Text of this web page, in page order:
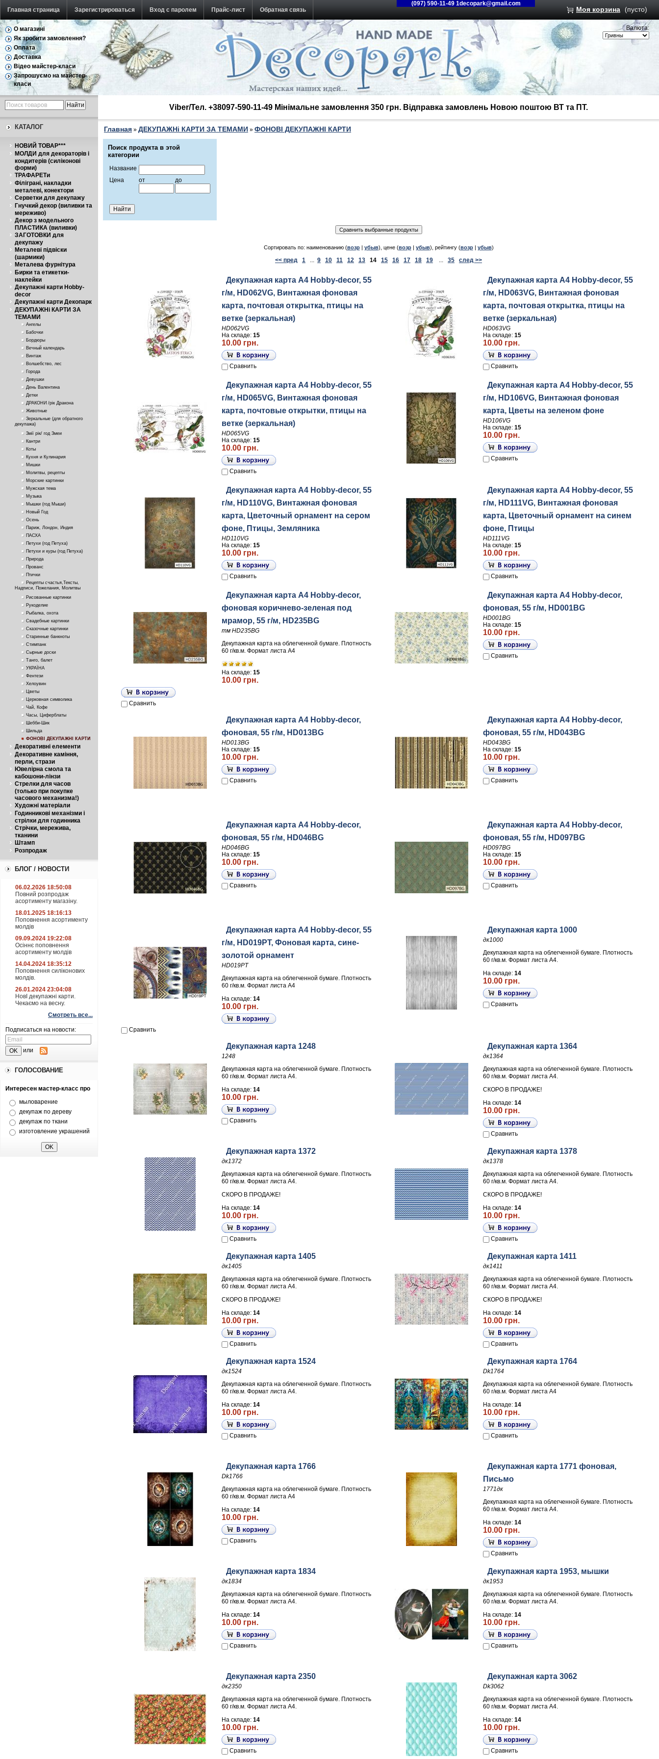
Главная страница Зарегистрироваться Вход с паролем Прайс-лист Обратная связь
(097) 590-11-49 1decopark@gmail.com
Моя корзина (пусто)
О магазині
Як зробити замовлення?
Оплата
Доставка
Відео майстер-класи
Запрошуємо на майстер-
класи
Валюта:
КАТАЛОГ
НОВИЙ ТОВАР***
МОЛДИ для декораторів і
кондитерів (силіконові
форми)
ТРАФАРЕТи
Філіграні, накладки
металеві, конектори
Серветки для декупажу
Гнучкий декор (виливки та
мереживо)
Декор з модельного
ПЛАСТИКА (виливки)
ЗАГОТОВКИ для
декупажу
Металеві підвіски
(шармики)
Металева фурнітура
Бирки та етикетки-
наклейки
Декупажні карти Hobby-
decor
Декупажні карти Декопарк
ДЕКУПАЖНі КАРТИ ЗА
ТЕМАМИ
Ангелы
Бабочки
Бордюры
Вечный календарь
Винтаж
Волшебство, лес
Города
Девушки
День Валентина
Детки
ДРАКОНИ /рік Дракона
Животные
Зеркальные (для обратного
декупажа)
Змії рік/ год Змеи
Кантри
Коты
Кухня и Кулинария
Мишки
Молитвы, рецепты
Морские картинки
Мужская тема
Музыка
Мышки (год Мыши)
Новый Год
Осень
Париж, Лондон, Индия
ПАСХА
Петухи (год Петуха)
Петухи и куры (год Петуха)
Природа
Прованс
Птички
Рецепты счастья,Тексты,
Надписи, Пожелания, Молитвы
Рисованные картинки
Рукоделие
Рыбалка, охота
Свадебные картинки
Сказочные картинки
Старинные банкноты
Стимпанк
Сырные доски
Танго, балет
УКРАЇНА
Фентези
Хелоувин
Цветы
Церковная символика
Чай, Кофе
Часы, Циферблаты
Шебби-Шик
Шильда
ФОНОВІ ДЕКУПАЖНІ КАРТИ
Декоративні елементи
Декоративне каміння,
перли, стрази
Ювелірна смола та
кабошони-лінзи
Стрелки для часов
(только при покупке
часового механизма!)
Художні матеріали
Годинникові механізми і
стрілки для годинника
Стрічки, мережива,
тканини
Штамп
Розпродаж
БЛОГ / НОВОСТИ
06.02.2026 18:50:08
Повний розпродаж
асортименту магазіну.
18.01.2025 18:16:13
Поповнення асортименту
молдів
09.09.2024 19:22:08
Осіннє поповнення
асортименту молдів
14.04.2024 18:35:12
Поповнення силіконових
молдів.
26.01.2024 23:04:08
НовІ декупажні карти.
Чекаємо на весну.
Смотреть все...
Подписаться на новости:
или
ГОЛОСОВАНИЕ
Интересен мастер-класс про
мыловарение
декупаж по дереву
декупаж по ткани
изготовление украшений
Viber/Тел. +38097-590-11-49 Мінімальне замовлення 350 грн. Відправка замовлень Новою поштою ВТ та ПТ.
Главная » ДЕКУПАЖНі КАРТИ ЗА ТЕМАМИ » ФОНОВІ ДЕКУПАЖНІ КАРТИ
Поиск продукта в этой
категории
Название
Цена
от до
Сортировать по: наименованию (возр| убыв), цене (возр| убыв), рейтингу (возр| убыв)
<< пред 1 ... 9 10 11 12 13 14 15 16 17 18 19 ... 35 след >>
Декупажная карта А4 Hobby-decor, 55
г/м, HD062VG, Винтажная фоновая
карта, почтовая открытка, птицы на
ветке (зеркальная)
HD062VG
На складе: 15
10.00 грн.
Сравнить
Декупажная карта А4 Hobby-decor, 55
г/м, HD063VG, Винтажная фоновая
карта, почтовая открытка, птицы на
ветке (зеркальная)
HD063VG
На складе: 15
10.00 грн.
Сравнить
Декупажная карта А4 Hobby-decor, 55
г/м, HD065VG, Винтажная фоновая
карта, почтовые открытки, птицы на
ветке (зеркальная)
HD065VG
На складе: 15
10.00 грн.
Сравнить
Декупажная карта А4 Hobby-decor, 55
г/м, HD106VG, Винтажная фоновая
карта, Цветы на зеленом фоне
HD106VG
На складе: 15
10.00 грн.
Сравнить
Декупажная карта А4 Hobby-decor, 55
г/м, HD110VG, Винтажная фоновая
карта, Цветочный орнамент на сером
фоне, Птицы, Земляника
HD110VG
На складе: 15
10.00 грн.
Сравнить
Декупажная карта А4 Hobby-decor, 55
г/м, HD111VG, Винтажная фоновая
карта, Цветочный орнамент на синем
фоне, Птицы
HD111VG
На складе: 15
10.00 грн.
Сравнить
Декупажная карта А4 Hobby-decor,
фоновая коричнево-зеленая под
мрамор, 55 г/м, HD235BG
тм HD235BG
Декупажная карта на облегченной бумаге. Плотность
60 г/кв.м. Формат листа А4
На складе: 15
10.00 грн.
Сравнить
Декупажная карта А4 Hobby-decor,
фоновая, 55 г/м, HD001BG
HD001BG
На складе: 15
10.00 грн.
Сравнить
Декупажная карта А4 Hobby-decor,
фоновая, 55 г/м, HD013BG
HD013BG
На складе: 15
10.00 грн.
Сравнить
Декупажная карта А4 Hobby-decor,
фоновая, 55 г/м, HD043BG
HD043BG
На складе: 15
10.00 грн.
Сравнить
Декупажная карта А4 Hobby-decor,
фоновая, 55 г/м, HD046BG
HD046BG
На складе: 15
10.00 грн.
Сравнить
Декупажная карта А4 Hobby-decor,
фоновая, 55 г/м, HD097BG
HD097BG
На складе: 15
10.00 грн.
Сравнить
Декупажная карта А4 Hobby-decor, 55
г/м, HD019PT, Фоновая карта, сине-
золотой орнамент
HD019PT
Декупажная карта на облегченной бумаге. Плотность
60 г/кв.м. Формат листа А4
На складе: 14
10.00 грн.
Сравнить
Декупажная карта 1000
дк1000
Декупажная карта на облегченной бумаге. Плотность
60 г/кв.м. Формат листа А4.
На складе: 14
10.00 грн.
Сравнить
Декупажная карта 1248
1248
Декупажная карта на облегченной бумаге. Плотность
60 г/кв.м. Формат листа А4.
На складе: 14
10.00 грн.
Сравнить
Декупажная карта 1364
дк1364
Декупажная карта на облегченной бумаге. Плотность
60 г/кв.м. Формат листа А4.
СКОРО В ПРОДАЖЕ!
На складе: 14
10.00 грн.
Сравнить
Декупажная карта 1372
дк1372
Декупажная карта на облегченной бумаге. Плотность
60 г/кв.м. Формат листа А4.
СКОРО В ПРОДАЖЕ!
На складе: 14
10.00 грн.
Сравнить
Декупажная карта 1378
дк1378
Декупажная карта на облегченной бумаге. Плотность
60 г/кв.м. Формат листа А4.
СКОРО В ПРОДАЖЕ!
На складе: 14
10.00 грн.
Сравнить
Декупажная карта 1405
дк1405
Декупажная карта на облегченной бумаге. Плотность
60 г/кв.м. Формат листа А4.
СКОРО В ПРОДАЖЕ!
На складе: 14
10.00 грн.
Сравнить
Декупажная карта 1411
дк1411
Декупажная карта на облегченной бумаге. Плотность
60 г/кв.м. Формат листа А4.
СКОРО В ПРОДАЖЕ!
На складе: 14
10.00 грн.
Сравнить
Декупажная карта 1524
дк1524
Декупажная карта на облегченной бумаге. Плотность
60 г/кв.м. Формат листа А4.
На складе: 14
10.00 грн.
Сравнить
Декупажная карта 1764
Dk1764
Декупажная карта на облегченной бумаге. Плотность
60 г/кв.м. Формат листа А4
На складе: 14
10.00 грн.
Сравнить
Декупажная карта 1766
Dk1766
Декупажная карта на облегченной бумаге. Плотность
60 г/кв.м. Формат листа А4
На складе: 14
10.00 грн.
Сравнить
Декупажная карта 1771 фоновая,
Письмо
1771дк
Декупажная карта на облегченной бумаге. Плотность
60 г/кв.м. Формат листа А4.
На складе: 14
10.00 грн.
Сравнить
Декупажная карта 1834
дк1834
Декупажная карта на облегченной бумаге. Плотность
60 г/кв.м. Формат листа А4.
На складе: 14
10.00 грн.
Сравнить
Декупажная карта 1953, мышки
дк1953
Декупажная карта на облегченной бумаге. Плотность
60 г/кв.м. Формат листа А4.
На складе: 14
10.00 грн.
Сравнить
Декупажная карта 2350
дк2350
Декупажная карта на облегченной бумаге. Плотность
60 г/кв.м. Формат листа А4.
На складе: 14
10.00 грн.
Сравнить
Декупажная карта 3062
Dk3062
Декупажная карта на облегченной бумаге. Плотность
60 г/кв.м. Формат листа А4.
На складе: 14
10.00 грн.
Сравнить